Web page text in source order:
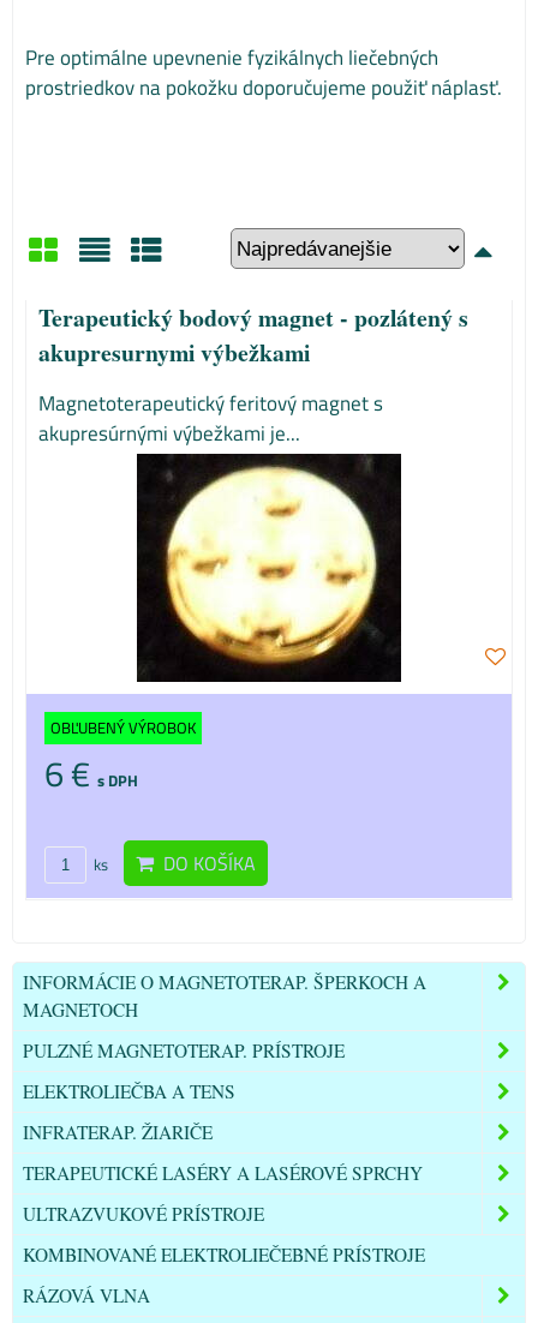
Pre optimálne upevnenie fyzikálnych liečebných
prostriedkov na pokožku doporučujeme použiť náplasť.
Terapeutický bodový magnet - pozlátený s
akupresurnymi výbežkami
Magnetoterapeutický feritový magnet s
akupresúrnými výbežkami je...
OBĽUBENÝ VÝROBOK
6 € s DPH
ks DO KOŠÍKA
INFORMÁCIE O MAGNETOTERAP. ŠPERKOCH A
MAGNETOCH
PULZNÉ MAGNETOTERAP. PRÍSTROJE
ELEKTROLIEČBA A TENS
INFRATERAP. ŽIARIČE
TERAPEUTICKÉ LASÉRY A LASÉROVÉ SPRCHY
ULTRAZVUKOVÉ PRÍSTROJE
KOMBINOVANÉ ELEKTROLIEČEBNÉ PRÍSTROJE
RÁZOVÁ VLNA